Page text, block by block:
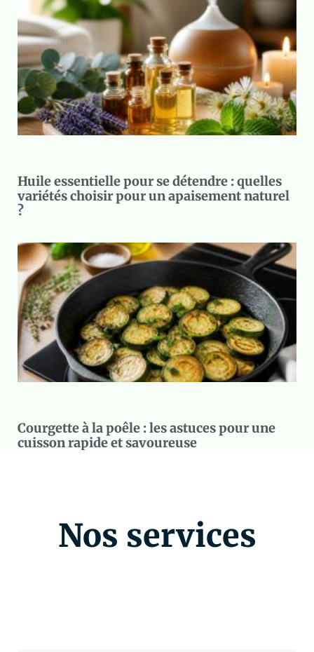
Huile essentielle pour se détendre : quelles
variétés choisir pour un apaisement naturel
?
Courgette à la poêle : les astuces pour une
cuisson rapide et savoureuse
Nos services